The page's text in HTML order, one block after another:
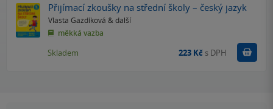
Přijímací zkoušky na střední školy – český jazyk
Vlasta Gazdíková & další
měkká vazba
Skladem 223 Kč s DPH